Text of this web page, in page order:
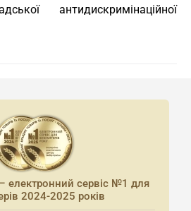
антидискримінаційної
електронний сервіс №1 для
2024-2025 років